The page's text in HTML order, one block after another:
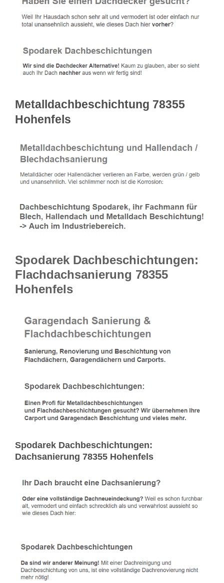
Metalldachbeschichtung 78355
Hohenfels
Spodarek Dachbeschichtungen:
Flachdachsanierung 78355
Hohenfels
Spodarek Dachbeschichtungen:
Dachsanierung 78355 Hohenfels